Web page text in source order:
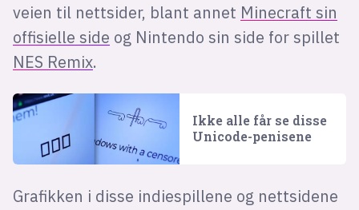
veien til nettsider, blant annet Minecraft sin
offisielle side og Nintendo sin side for spillet
NES Remix.
Ikke alle får se disse
Unicode-penisene
Grafikken i disse indiespillene og nettsidene